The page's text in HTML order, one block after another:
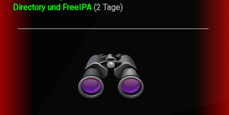
Directory und FreeIPA (2 Tage)